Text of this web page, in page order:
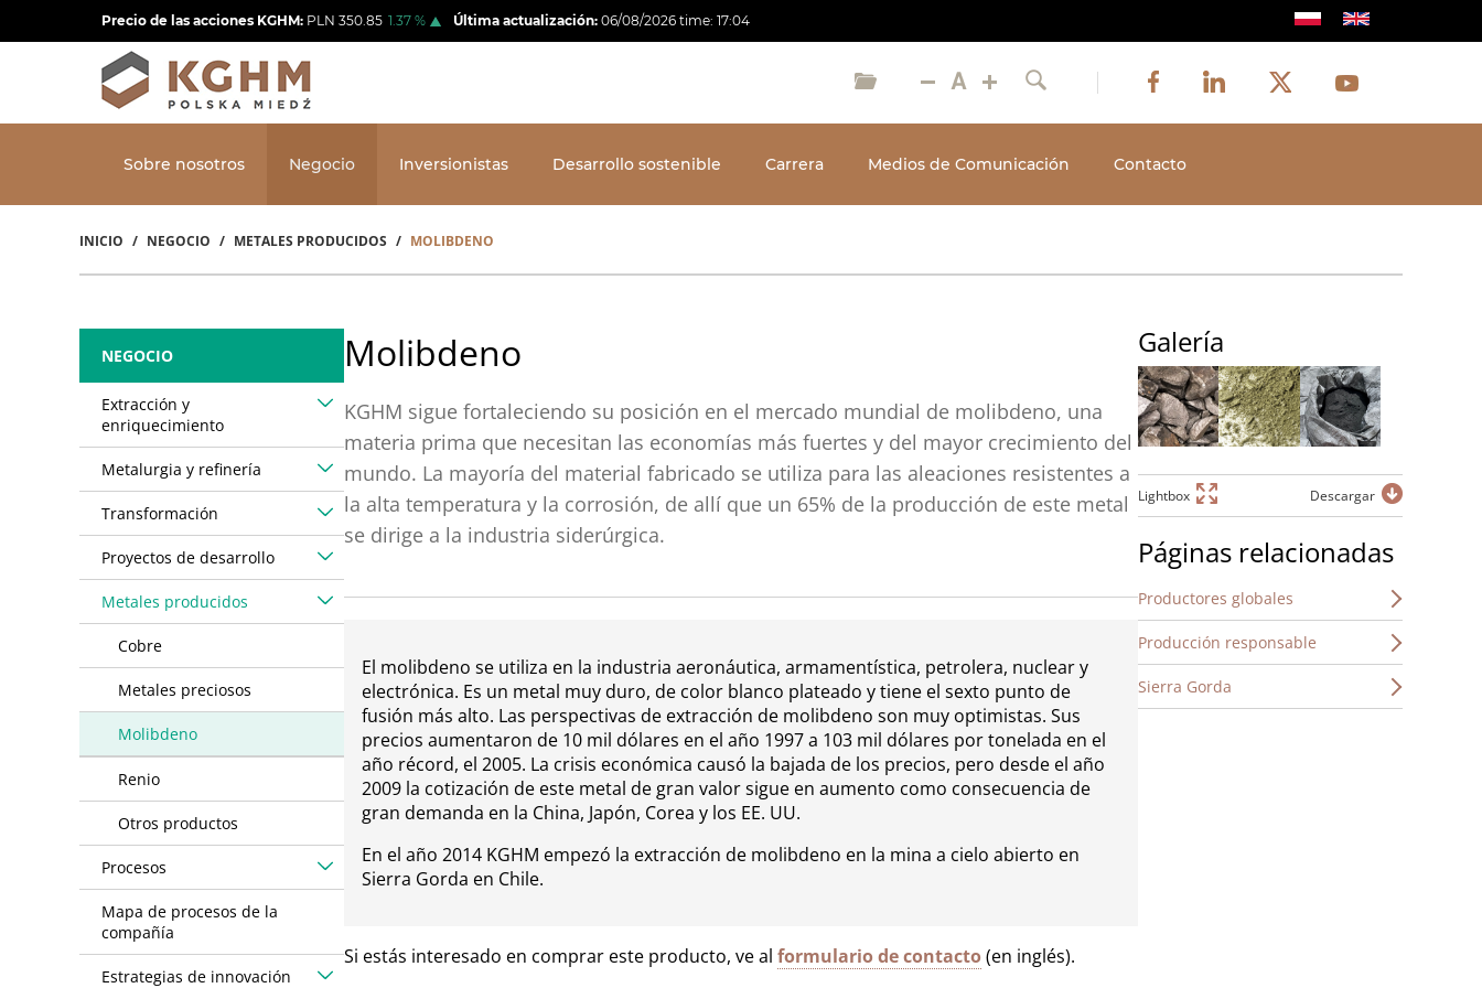
al
Precio de las acciones KGHM: PLN 350.85 1.37 % Última actualización: 06/08/2026 time: 17:04
Szukaj
Social
media
Facebook
Image
LinkedIn
Image
Twitter
Image
Youtube
Image
Sobre nosotros Negocio Inversionistas Desarrollo sostenible Carrera Medios de Comunicación Contacto
Sobrescribir
de
ayuda
la
navegación
INICIO NEGOCIO METALES PRODUCIDOS MOLIBDENO
Molibdeno
KGHM sigue fortaleciendo su posición en el mercado mundial de molibdeno, una
materia prima que necesitan las economías más fuertes y del mayor crecimiento del
mundo. La mayoría del material fabricado se utiliza para las aleaciones resistentes a
la alta temperatura y la corrosión, de allí que un 65% de la producción de este metal
se dirige a la industria siderúrgica.
El molibdeno se utiliza en la industria aeronáutica, armamentística, petrolera, nuclear y
electrónica. Es un metal muy duro, de color blanco plateado y tiene el sexto punto de
fusión más alto. Las perspectivas de extracción de molibdeno son muy optimistas. Sus
precios aumentaron de 10 mil dólares en el año 1997 a 103 mil dólares por tonelada en el
año récord, el 2005. La crisis económica causó la bajada de los precios, pero desde el año
2009 la cotización de este metal de gran valor sigue en aumento como consecuencia de
gran demanda en la China, Japón, Corea y los EE. UU.
En el año 2014 KGHM empezó la extracción de molibdeno en la mina a cielo abierto en
Sierra Gorda en Chile.
Si estás interesado en comprar este producto, ve al formulario de contacto(en inglés).
NEGOCIO
Extracción y
enriquecimiento
Metalurgia y refinería
Transformación
Proyectos de desarrollo
Metales producidos
Cobre
Metales preciosos
Molibdeno
Renio
Otros productos
Procesos
Mapa de procesos de la
compañía
Estrategias de innovación
Galería
Lightbox Descargar
Páginas relacionadas
Productores globales
Producción responsable
Sierra Gorda